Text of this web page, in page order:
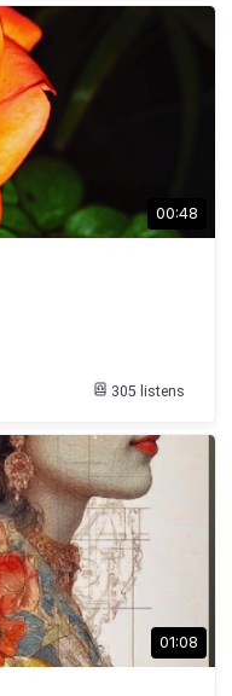
00:48
305 listens
01:08